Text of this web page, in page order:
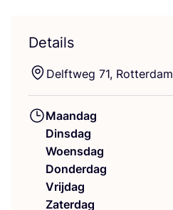
Details
Delf­tweg 71, Rotterdam
Maandag
Dinsdag
Woensdag
Donderdag
Vrijdag
Zaterdag